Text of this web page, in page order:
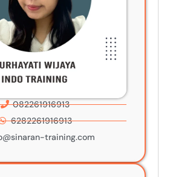
082261916913
6282261916913
training.com